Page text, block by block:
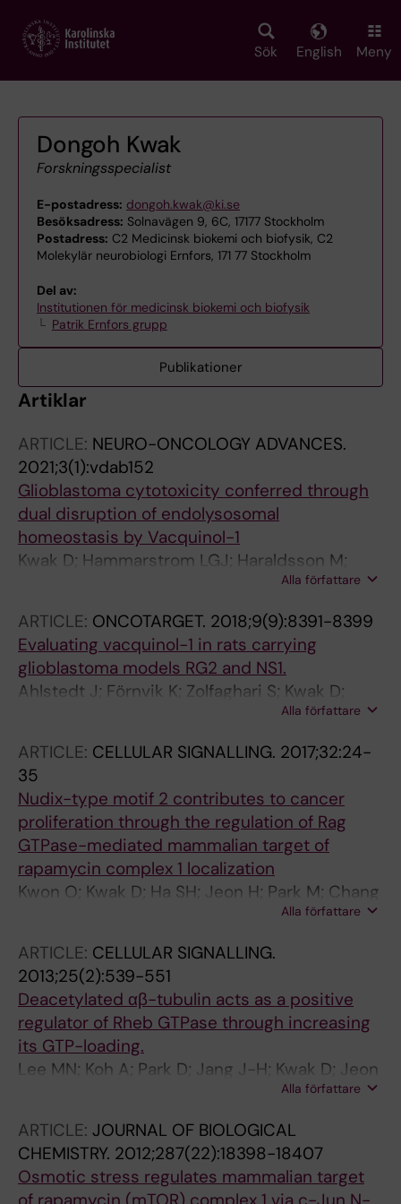
main
Sök English Meny
Dongoh Kwak
Forskningsspecialist
E-postadress: dongoh.kwak@ki.se
Besöksadress: Solnavägen 9, 6C, 17177 Stockholm
Postadress: C2 Medicinsk biokemi och biofysik, C2
Molekylär neurobiologi Ernfors, 171 77 Stockholm
Del av:
Institutionen för medicinsk biokemi och biofysik
Patrik Ernfors grupp
Publikationer
Artiklar
ARTICLE: NEURO-ONCOLOGY ADVANCES.
2021;3(1):vdab152
Glioblastoma cytotoxicity conferred through
dual disruption of endolysosomal
homeostasis by Vacquinol-1
Kwak D; Hammarstrom LGJ; Haraldsson M;
Alla författare
ARTICLE: ONCOTARGET. 2018;9(9):8391-8399
Evaluating vacquinol-1 in rats carrying
glioblastoma models RG2 and NS1.
Ahlstedt J; Förnvik K; Zolfaghari S; Kwak D;
Hammarström LGJ; Ernfors P; Salford LG;
Alla författare
ARTICLE: CELLULAR SIGNALLING. 2017;32:24-
35
Nudix-type motif 2 contributes to cancer
proliferation through the regulation of Rag
GTPase-mediated mammalian target of
rapamycin complex 1 localization
Kwon O; Kwak D; Ha SH; Jeon H; Park M; Chang
Alla författare
ARTICLE: CELLULAR SIGNALLING.
2013;25(2):539-551
Deacetylated αβ-tubulin acts as a positive
regulator of Rheb GTPase through increasing
its GTP-loading.
Lee MN; Koh A; Park D; Jang J-H; Kwak D; Jeon
H; Kim J; Choi E-J; Jeong H; Suh P-G; Ryu SH
Alla författare
ARTICLE: JOURNAL OF BIOLOGICAL
CHEMISTRY. 2012;287(22):18398-18407
Osmotic stress regulates mammalian target